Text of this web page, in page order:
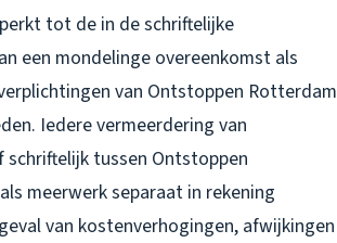
tot de in de schriftelijke
een mondelinge overeenkomst als
van Ontstoppen Rotterdam
Iedere vermeerdering van
tussen Ontstoppen
meerwerk separaat in rekening
van kostenverhogingen, afwijkingen